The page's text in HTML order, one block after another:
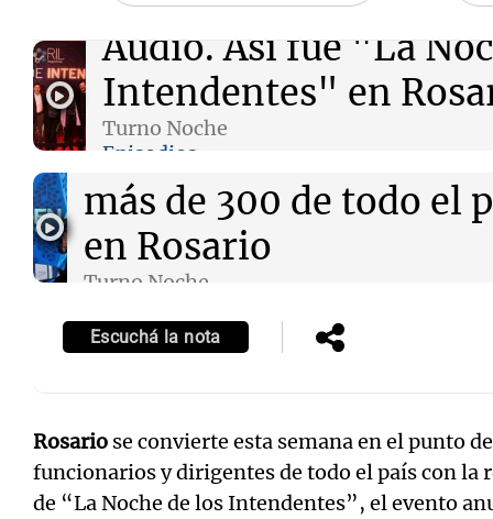
Audio. Así fue "La
Intendentes" en
Turno Noche
Episodios
Audio.
más de 300 de todo el
en Rosario
Turno Noche
Escuchá la nota
Rosario se convierte esta semana en el punto
funcionarios y dirigentes de todo el país con la
de “La Noche de los Intendentes”, el evento